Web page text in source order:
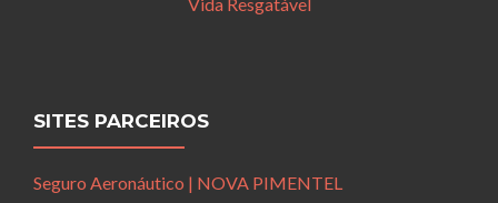
SITES PARCEIROS
Seguro Aeronáutico | NOVA PIMENTEL